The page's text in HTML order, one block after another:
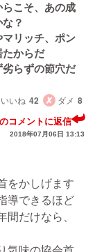
こそ、あの成
？
リッチ、ポン
たからだ
劣らずの節穴だ
いいね 42 ダメ 8
コメントに返信
2018年07月06日 13:13
をかしげます
導できるほど
だけなら、